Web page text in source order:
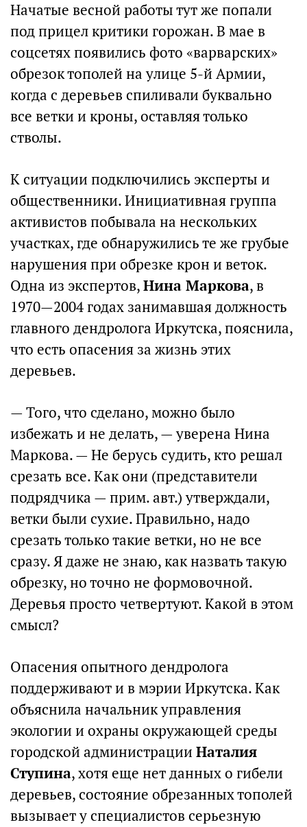
Начатые весной работы тут же попали
под прицел критики горожан. В мае в
соцсетях появились фото «варварских»
обрезок тополей на улице 5-й Армии,
когда с деревьев спиливали буквально
все ветки и кроны, оставляя только
стволы.
К ситуации подключились эксперты и
общественники. Инициативная группа
активистов побывала на нескольких
участках, где обнаружились те же грубые
нарушения при обрезке крон и веток.
Одна из экспертов,Нина Маркова, в
1970—2004 годах занимавшая должность
главного дендролога Иркутска, пояснила,
что есть опасения за жизнь этих
деревьев.
— Того, что сделано, можно было
избежать и не делать, — уверена Нина
Маркова. — Не берусь судить, кто решал
срезать все. Как они (представители
подрядчика — прим. авт.) утверждали,
ветки были сухие. Правильно, надо
срезать только такие ветки, но не все
сразу. Я даже не знаю, как назвать такую
обрезку, но точно не формовочной.
Деревья просто четвертуют. Какой в этом
смысл?
Опасения опытного дендролога
поддерживают и в мэрии Иркутска. Как
объяснила начальник управления
экологии и охраны окружающей среды
городской администрации Наталия
Ступина, хотя еще нет данных о гибели
деревьев, состояние обрезанных тополей
вызывает у специалистов серьезную